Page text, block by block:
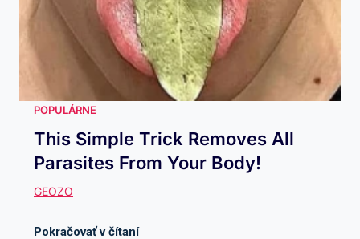
This Simple Trick Removes All
Parasites From Your Body!